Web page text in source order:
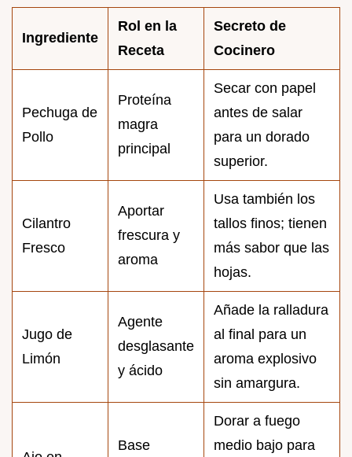
Ingrediente
Rol en la
Receta
Secreto de
Cocinero
Pechuga de
Pollo
Proteína
magra
principal
Secar con papel
antes de salar
para un dorado
superior.
Cilantro
Fresco
Aportar
frescura y
aroma
Usa también los
tallos finos; tienen
más sabor que las
hojas.
Jugo de
Limón
Agente
desglasante
y ácido
Añade la ralladura
al final para un
aroma explosivo
sin amargura.
Base
Dorar a fuego
medio bajo para